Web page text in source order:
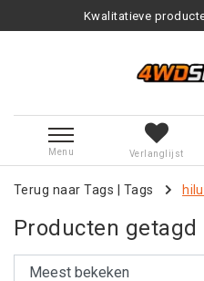
Kwalitatieve
Menu Verlanglijst
Terug naar Tags Tags
Producten